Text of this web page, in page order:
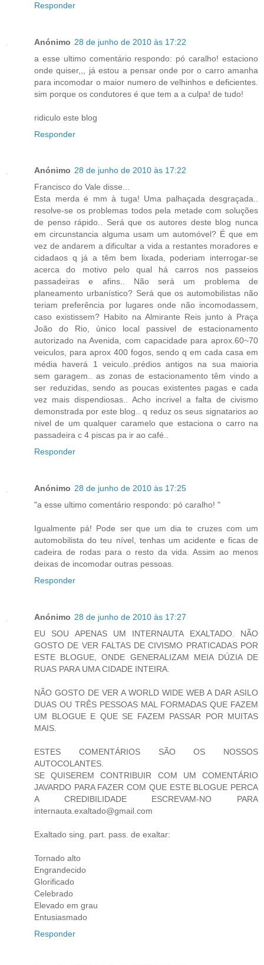
Responder
Anónimo 28 de junho de 2010 às 17:22
a esse ultimo comentário respondo: pó caralho! estaciono
onde quiser,,, já estou a pensar onde por o carro amanha
para incomodar o maior numero de velhinhos e deficientes.
sim porque os condutores é que tem a a culpa! de tudo!
ridiculo este blog
Responder
Anónimo 28 de junho de 2010 às 17:22
Francisco do Vale disse...
Esta merda é mm à tuga! Uma palhaçada desgraçada..
resolve-se os problemas todos pela metade com soluções
de penso rápido.. Será que os autores deste blog nunca
em circunstancia alguma usam um automóvel? É que em
vez de andarem a dificultar a vida a restantes moradores e
cidadaos q já a têm bem lixada, poderiam interrogar-se
acerca do motivo pelo qual há carros nos passeios
passadeiras e afins.. Não será um problema de
planeamento urbanístico? Será que os automobilistas não
teriam preferência por lugares onde não incomodassem,
caso existissem? Habito na Almirante Reis junto à Praça
João do Rio, único local passivel de estacionamento
autorizado na Avenida, com capacidade para aprox.60~70
veiculos, para aprox 400 fogos, sendo q em cada casa em
média haverá 1 veiculo..prédios antigos na sua maioria
sem garagem.. as zonas de estacionamento têm vindo a
ser reduzidas, sendo as poucas existentes pagas e cada
vez mais dispendiosas.. Acho incrivel a falta de civismo
demonstrada por este blog.. q reduz os seus signatarios ao
nivel de um qualquer caramelo que estaciona o carro na
passadeira c 4 piscas pa ir ao café..
Responder
Anónimo 28 de junho de 2010 às 17:25
"a esse ultimo comentário respondo: pó caralho! "
Igualmente pá! Pode ser que um dia te cruzes com um
automobilista do teu nível, tenhas um acidente e ficas de
cadeira de rodas para o resto da vida. Assim ao menos
deixas de incomodar outras pessoas.
Responder
Anónimo 28 de junho de 2010 às 17:27
EU SOU APENAS UM INTERNAUTA EXALTADO. NÃO
GOSTO DE VER FALTAS DE CIVISMO PRATICADAS POR
ESTE BLOGUE, ONDE GENERALIZAM MEIA DÚZIA DE
RUAS PARA UMA CIDADE INTEIRA.
NÃO GOSTO DE VER A WORLD WIDE WEB A DAR ASILO
DUAS OU TRÊS PESSOAS MAL FORMADAS QUE FAZEM
UM BLOGUE E QUE SE FAZEM PASSAR POR MUITAS
MAIS.
ESTES COMENTÁRIOS SÃO OS NOSSOS
AUTOCOLANTES.
SE QUISEREM CONTRIBUIR COM UM COMENTÁRIO
JAVARDO PARA FAZER COM QUE ESTE BLOGUE PERCA
A CREDIBILIDADE ESCREVAM-NO PARA
internauta.exaltado@gmail.com
Exaltado sing. part. pass. de exaltar:
Tornado alto
Engrandecido
Glorificado
Celebrado
Elevado em grau
Entusiasmado
Responder